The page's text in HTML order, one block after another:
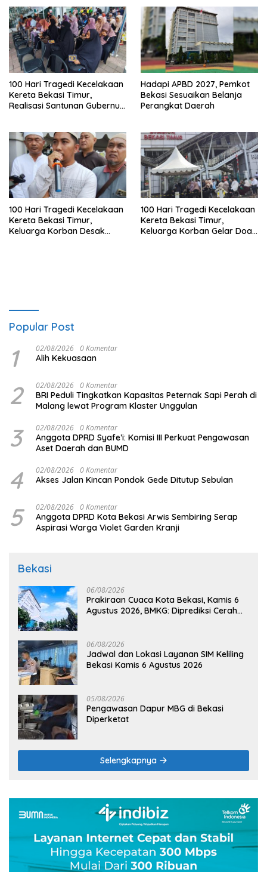
100 Hari Tragedi Kecelakaan
Kereta Bekasi Timur,
Realisasi Santunan Gubernur
Hadapi APBD 2027, Pemkot
Bekasi Sesuaikan Belanja
Perangkat Daerah
100 Hari Tragedi Kecelakaan
Kereta Bekasi Timur,
Keluarga Korban Desak
100 Hari Tragedi Kecelakaan
Kereta Bekasi Timur,
Keluarga Korban Gelar Doa
Popular Post
1 02/08/2026 0 Komentar
Alih Kekuasaan
2 02/08/2026 0 Komentar
BRI Peduli Tingkatkan Kapasitas Peternak Sapi Perah di
Malang lewat Program Klaster Unggulan
3 02/08/2026 0 Komentar
Anggota DPRD Syafe’i: Komisi III Perkuat Pengawasan
Aset Daerah dan BUMD
4 02/08/2026 0 Komentar
Akses Jalan Kincan Pondok Gede Ditutup Sebulan
5 02/08/2026 0 Komentar
Anggota DPRD Kota Bekasi Arwis Sembiring Serap
Aspirasi Warga Violet Garden Kranji
Bekasi
06/08/2026
Prakiraan Cuaca Kota Bekasi, Kamis 6
Agustus 2026, BMKG: Diprediksi Cerah
06/08/2026
Jadwal dan Lokasi Layanan SIM Keliling
Bekasi Kamis 6 Agustus 2026
05/08/2026
Pengawasan Dapur MBG di Bekasi
Diperketat
Selengkapnya